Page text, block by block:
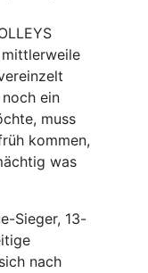
ein
muss
kommen,
was
Sieger, 13-
nach